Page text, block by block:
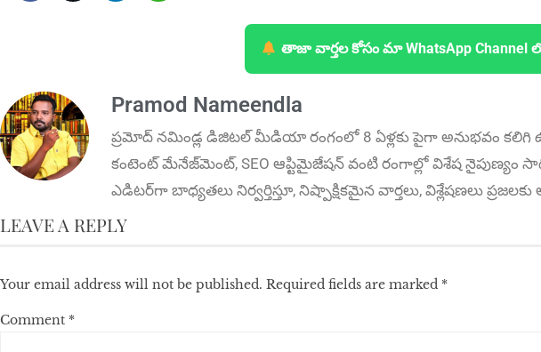
తాజా వార్తల కోసం మా WhatsApp Channel
Pramod Nameendla
ప్ర‌మోద్ న‌మిండ్ల‌ డిజిట‌ల్ మీడియా రంగంలో 8 ఏళ్లకు పైగా అనుభ‌వం కలిగి
కంటెంట్ మేనేజ్‌మెంట్‌, SEO ఆప్టిమైజేషన్‌ వంటి రంగాల్లో విశేష నైపుణ్యం
ఎడిటర్‌గా బాధ్యతలు నిర్వర్తిస్తూ, నిష్పాక్షికమైన వార్తలు, విశ్లేషణలు
LEAVE A REPLY
Your email address will not be published. Required fields are marked *
Comment *